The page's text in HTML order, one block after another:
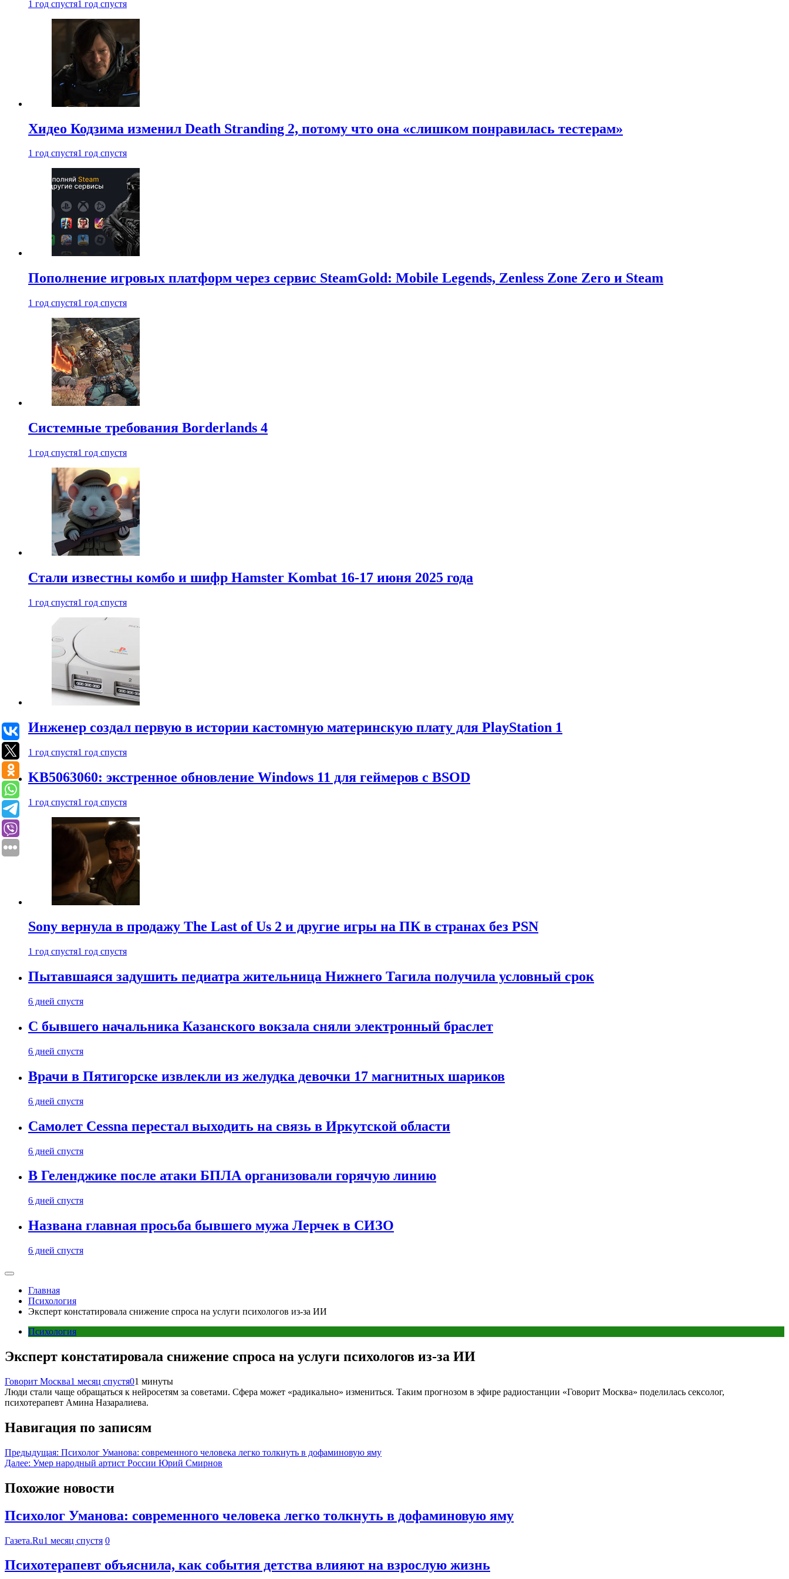
1 год спустя1 год спустя
Хидео Кодзима изменил Death Stranding 2, потому что она «слишком понравилась тестерам»
1 год спустя1 год спустя
Пополнение игровых платформ через сервис SteamGold: Mobile Legends, Zenless Zone Zero и Steam
1 год спустя1 год спустя
Системные требования Borderlands 4
1 год спустя1 год спустя
Стали известны комбо и шифр Hamster Kombat 16-17 июня 2025 года
1 год спустя1 год спустя
Инженер создал первую в истории кастомную материнскую плату для PlayStation 1
1 год спустя1 год спустя
KB5063060: экстренное обновление Windows 11 для геймеров с BSOD
1 год спустя1 год спустя
Sony вернула в продажу The Last of Us 2 и другие игры на ПК в странах без PSN
1 год спустя1 год спустя
Пытавшаяся задушить педиатра жительница Нижнего Тагила получила условный срок
6 дней спустя
С бывшего начальника Казанского вокзала сняли электронный браслет
6 дней спустя
Врачи в Пятигорске извлекли из желудка девочки 17 магнитных шариков
6 дней спустя
Самолет Cessna перестал выходить на связь в Иркутской области
6 дней спустя
В Геленджике после атаки БПЛА организовали горячую линию
6 дней спустя
Названа главная просьба бывшего мужа Лерчек в СИЗО
6 дней спустя
Главная
Психология
Эксперт констатировала снижение спроса на услуги психологов из-за ИИ
Психология
Эксперт констатировала снижение спроса на услуги психологов из-за ИИ
Говорит Москва1 месяц спустя01 минуты
Люди стали чаще обращаться к нейросетям за советами. Сфера может «радикально» измениться. Таким прогнозом в эфире радиостанции «Говорит Москва» поделилась сексолог,
психотерапевт Амина Назаралиева.
Навигация по записям
Предыдущая: Психолог Уманова: современного человека легко толкнуть в дофаминовую яму
Далее: Умер народный артист России Юрий Смирнов
Похожие новости
Психолог Уманова: современного человека легко толкнуть в дофаминовую яму
Газета.Ru1 месяц спустя 0
Психотерапевт объяснила, как события детства влияют на взрослую жизнь